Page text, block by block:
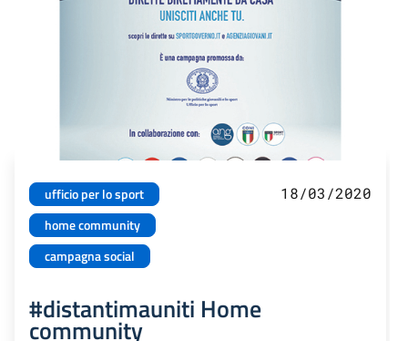
ufficio per lo sport
home community
campagna social
18/03/2020
#distantimauniti Home
community